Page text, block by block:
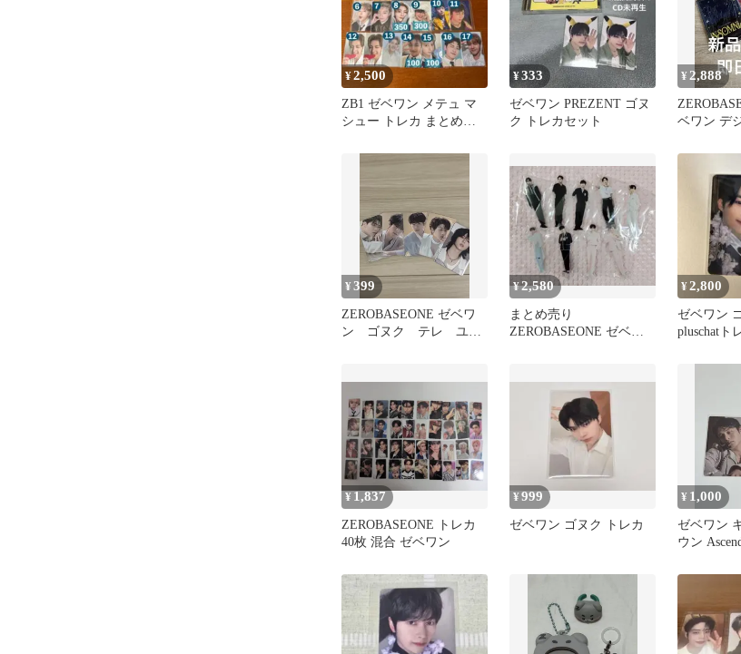
¥2,500
ZB1 ゼベワン メテュ マ
シュー トレカ まとめ売
¥333
ゼベワン PREZENT ゴヌ
ク トレカセット
¥2,888
ベワン デ
¥399
ZEROBASEONE ゼベワ
ン ゴヌク テレ ユジ
¥2,580
まとめ売り
ZEROBASEONE ゼベワ
¥2,800
ゼベワン
pluschatト
¥ 1,837
ZEROBASEONE トレカ
40枚 混合 ゼベワン
¥999
ゼベワン ゴヌク トレカ
¥ 1,000
ゼベワン
ウン